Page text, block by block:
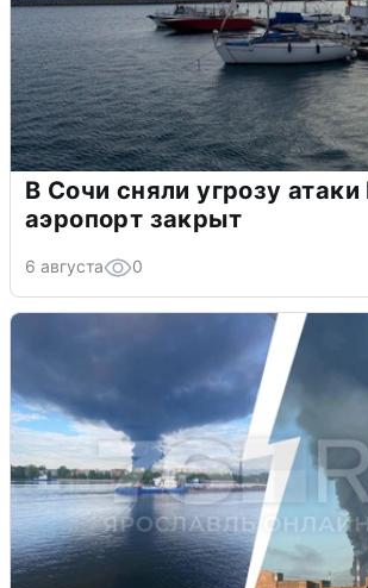
В Сочи сняли угрозу
аэропорт закрыт
6 августа 0